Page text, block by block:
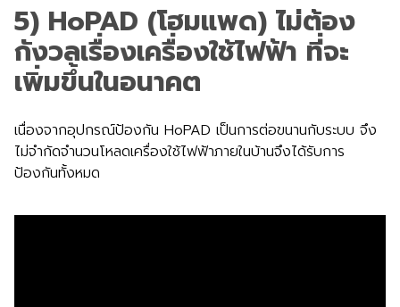
5) HoPAD (โฮมแพด) ไม่ต้อง
กังวลเรื่องเครื่องใช้ไฟฟ้า ที่จะ
เพิ่มขึ้นในอนาคต
เนื่องจากอุปกรณ์ป้องกัน HoPAD เป็นการต่อขนานกับระบบ จึง
ไม่จำกัดจำนวนโหลดเครื่องใช้ไฟฟ้าภายในบ้านจึงได้รับการ
ป้องกันทั้งหมด